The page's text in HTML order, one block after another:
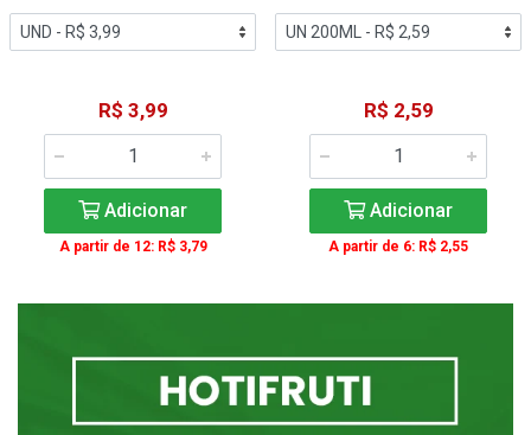
R$ 3,99
Adicionar
A partir de 12: R$ 3,79
R$ 2,59
Adicionar
A partir de 6: R$ 2,55